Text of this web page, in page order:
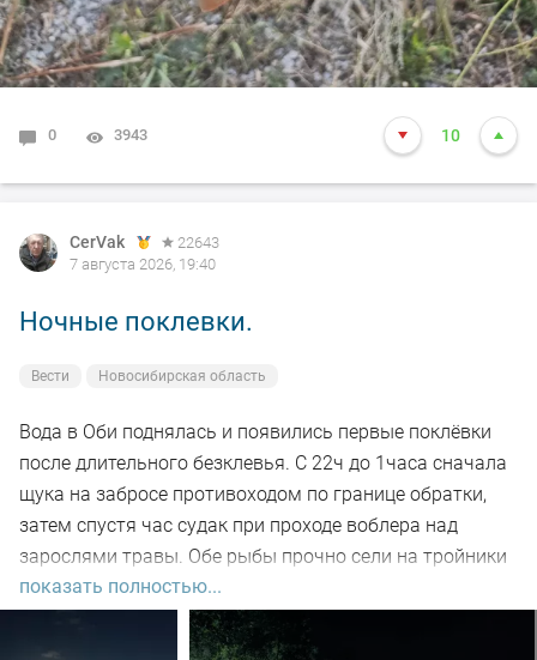
0 3943 10
CerVak
22643
7 августа 2026, 19:40
Ночные поклевки.
Вести Новосибирская область
Вода в Оби поднялась и появились первые поклёвки
после длительного безклевья. С 22ч до 1часа сначала
щука на забросе противоходом по границе обратки,
затем спустя час судак при проходе воблера над
зарослями травы. Обе рыбы прочно сели на тройники
и при чистке оказались с пустыми желудками. Ждем
дальнейших поклёвок.
показать полностью...